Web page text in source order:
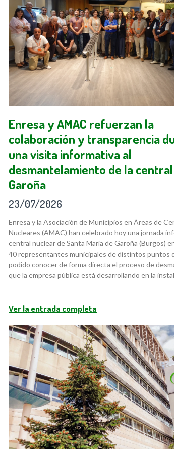
Enresa y AMAC refuerzan la
colaboración y transparencia
una visita informativa al
desmantelamiento de la
Garoña
23/07/2026
Enresa y la Asociación de Municipios en Áreas de
Nucleares (AMAC) han celebrado hoy una jornada
central nuclear de Santa María de Garoña (Burgos)
40 representantes municipales de distintos puntos
podido conocer de forma directa el proceso de
que la empresa pública está desarrollando en la
Ver la entrada completa